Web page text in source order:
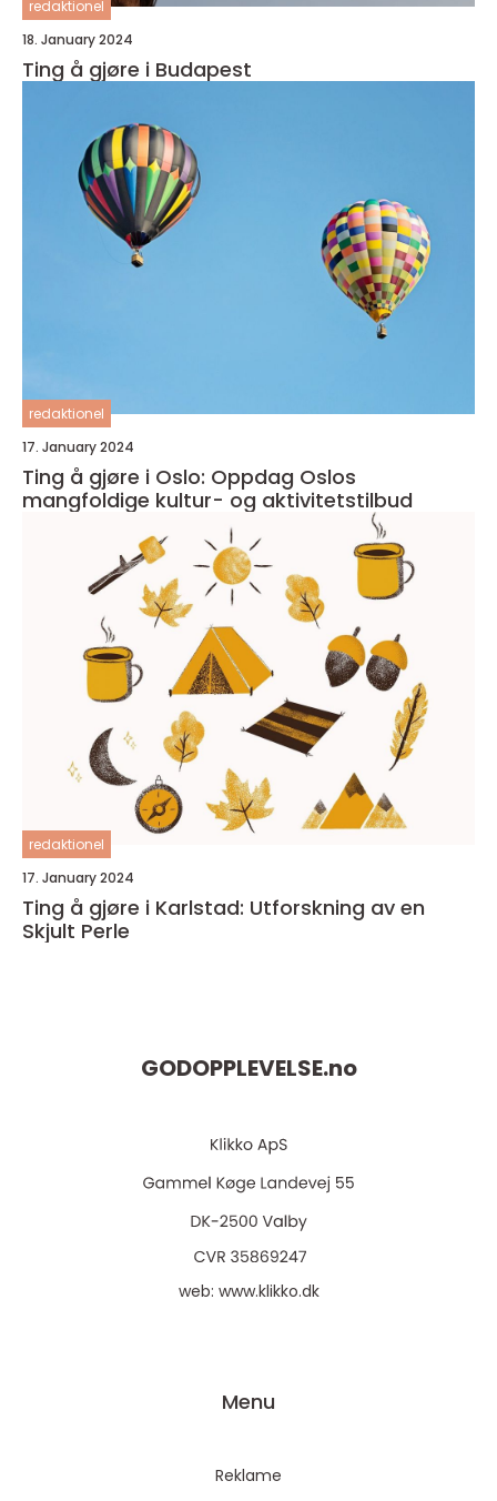
redaktionel
18. January 2024
Ting å gjøre i Budapest
redaktionel
17. January 2024
Ting å gjøre i Oslo: Oppdag Oslos
mangfoldige kultur- og aktivitetstilbud
redaktionel
17. January 2024
Ting å gjøre i Karlstad: Utforskning av en
Skjult Perle
GODOPPLEVELSE.no
web: www.klikko.dk
Menu
Reklame